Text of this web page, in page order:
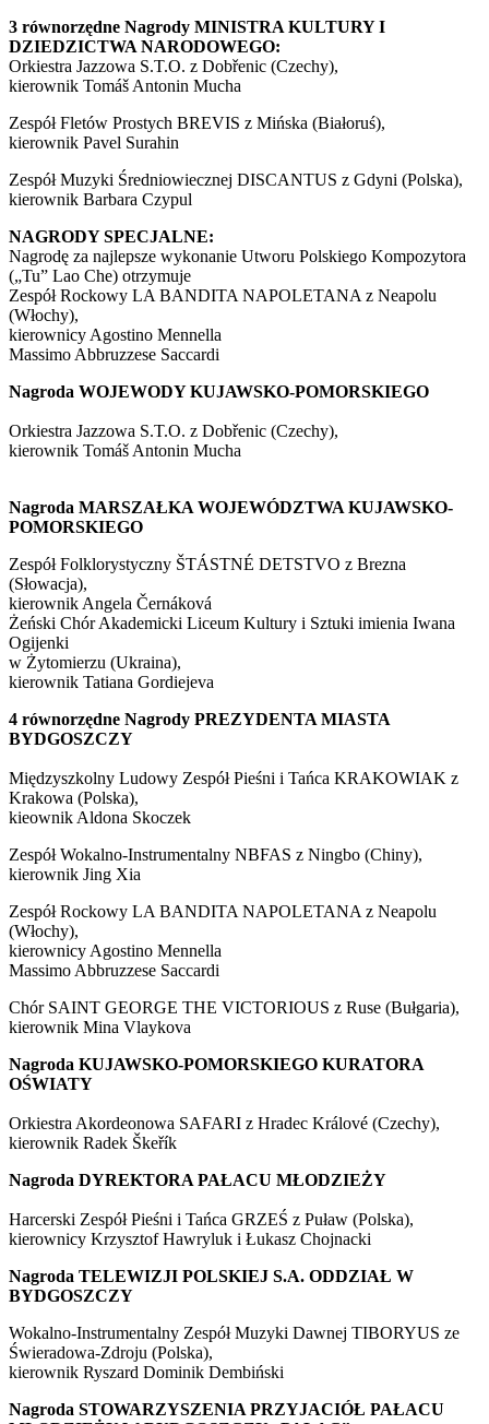
3 równorzędne Nagrody MINISTRA KULTURY I
DZIEDZICTWA NARODOWEGO:
Orkiestra Jazzowa S.T.O. z Dobřenic (Czechy),
kierownik Tomáš Antonin Mucha
Zespół Fletów Prostych BREVIS z Mińska (Białoruś),
kierownik Pavel Surahin
Zespół Muzyki Średniowiecznej DISCANTUS z Gdyni (Polska),
kierownik Barbara Czypul
NAGRODY SPECJALNE:
Nagrodę za najlepsze wykonanie Utworu Polskiego Kompozytora
(„Tu” Lao Che) otrzymuje
Zespół Rockowy LA BANDITA NAPOLETANA z Neapolu
(Włochy),
kierownicy Agostino Mennella
Massimo Abbruzzese Saccardi
Nagroda WOJEWODY KUJAWSKO-POMORSKIEGO
Orkiestra Jazzowa S.T.O. z Dobřenic (Czechy),
kierownik Tomáš Antonin Mucha
Nagroda MARSZAŁKA WOJEWÓDZTWA KUJAWSKO-
POMORSKIEGO
Zespół Folklorystyczny ŠTÁSTNÉ DETSTVO z Brezna
(Słowacja),
kierownik Angela Černáková
Żeński Chór Akademicki Liceum Kultury i Sztuki imienia Iwana
Ogijenki
w Żytomierzu (Ukraina),
kierownik Tatiana Gordiejeva
4 równorzędne Nagrody PREZYDENTA MIASTA
BYDGOSZCZY
Międzyszkolny Ludowy Zespół Pieśni i Tańca KRAKOWIAK z
Krakowa (Polska),
kieownik Aldona Skoczek
Zespół Wokalno-Instrumentalny NBFAS z Ningbo (Chiny),
kierownik Jing Xia
Zespół Rockowy LA BANDITA NAPOLETANA z Neapolu
(Włochy),
kierownicy Agostino Mennella
Massimo Abbruzzese Saccardi
Chór SAINT GEORGE THE VICTORIOUS z Ruse (Bułgaria),
kierownik Mina Vlaykova
Nagroda KUJAWSKO-POMORSKIEGO KURATORA
OŚWIATY
Orkiestra Akordeonowa SAFARI z Hradec Králové (Czechy),
kierownik Radek Škeřík
Nagroda DYREKTORA PAŁACU MŁODZIEŻY
Harcerski Zespół Pieśni i Tańca GRZEŚ z Puław (Polska),
kierownicy Krzysztof Hawryluk i Łukasz Chojnacki
Nagroda TELEWIZJI POLSKIEJ S.A. ODDZIAŁ W
BYDGOSZCZY
Wokalno-Instrumentalny Zespół Muzyki Dawnej TIBORYUS ze
Świeradowa-Zdroju (Polska),
kierownik Ryszard Dominik Dembiński
Nagroda STOWARZYSZENIA PRZYJACIÓŁ PAŁACU